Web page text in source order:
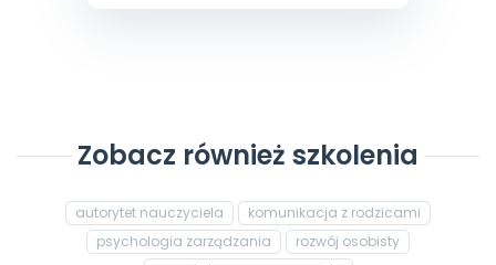
Zobacz również szkolenia
autorytet nauczyciela
komunikacja z rodzicami
psychologia zarządzania
rozwój osobisty